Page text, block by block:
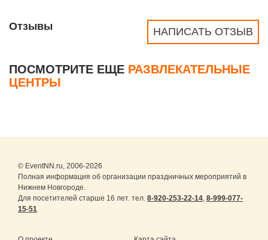
НАПИСАТЬ ОТЗЫВ
Отзывы
ПОСМОТРИТЕ ЕЩЕ РАЗВЛЕКАТЕЛЬНЫЕ
ЦЕНТРЫ
© EventNN.ru, 2006-2026
Полная информация об организации праздничных мероприятий в
Нижнем Новгороде.
Для посетителей старше 16 лет. тел. 8-920-253-22-14, 8-999-077-
15-51